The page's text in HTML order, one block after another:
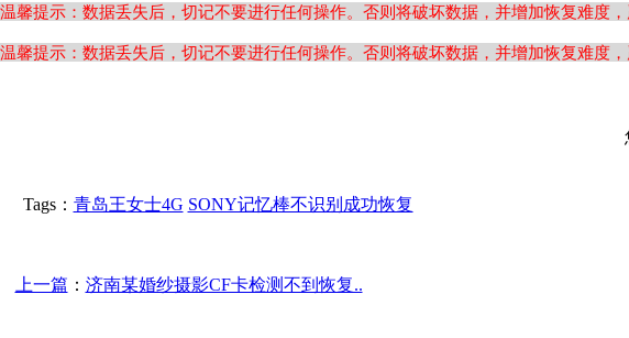
温馨提示：数据丢失后，切记不要进行任何操作。否则将破坏数据，并增加恢复难度
温馨提示：数据丢失后，切记不要进行任何操作。否则将破坏数据，并增加恢复难度
Tags： 青岛王女士4G SONY记忆棒不识别成功恢复
上一篇 ： 济南某婚纱摄影CF卡检测不到恢复..